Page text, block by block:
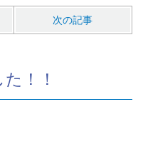
次の記事
！！